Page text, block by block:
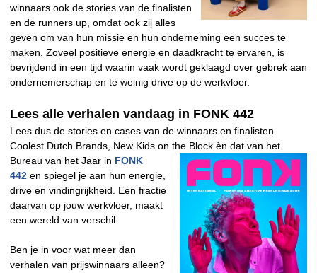
winnaars ook de stories van de finalisten
en de runners up, omdat ook zij alles
geven om van hun missie en hun onderneming een succes te
maken. Zoveel positieve energie en daadkracht te ervaren, is
bevrijdend in een tijd waarin vaak wordt geklaagd over gebrek aan
ondernemerschap en te weinig drive op de werkvloer.
Lees alle verhalen vandaag in FONK 442
Lees dus de stories en cases van de winnaars en finalisten
Coolest Dutch Brands, New Kids on the Block èn dat van het
Bureau van het Jaar in FONK
442 en spiegel je aan hun energie,
drive en vindingrijkheid. Een fractie
daarvan op jouw werkvloer, maakt
een wereld van verschil.
Ben je in voor wat meer dan
verhalen van prijswinnaars alleen?